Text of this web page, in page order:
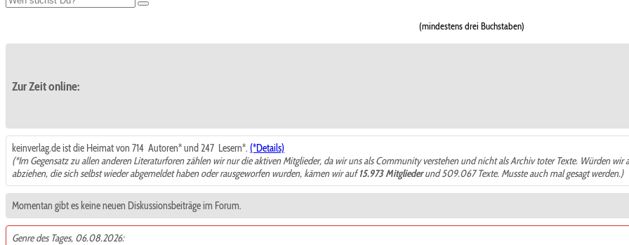
(mindestens drei Buchstaben)
Zur Zeit online:
keinverlag.de ist die Heimat von 714 Autoren* und 247 Lesern*. (*Details)
(*Im Gegensatz zu allen anderen Literaturforen zählen wir nur die aktiven Mitglieder, da wir uns als Community verstehen und nicht als Archiv toter Texte. Würden
abziehen, die sich selbst wieder abgemeldet haben oder rausgeworfen wurden, kämen wir auf15.973 Mitgliederund 509.067 Texte. Musste auch mal gesagt werden.)
Momentan gibt es keine neuen Diskussionsbeiträge im Forum.
Genre des Tages, 06.08.2026: